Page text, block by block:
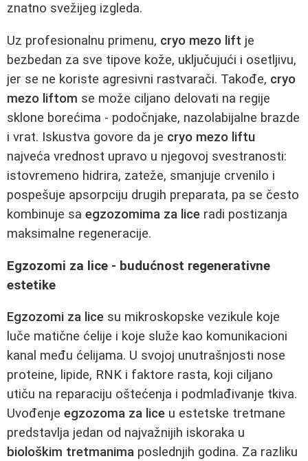
znatno svežijeg izgleda.
Uz profesionalnu primenu, cryo mezo lift je
bezbedan za sve tipove kože, uključujući i osetljivu,
jer se ne koriste agresivni rastvarači. Takođe, cryo
mezo liftom se može ciljano delovati na regije
sklone borećima - podočnjake, nazolabijalne brazde
i vrat. Iskustva govore da je cryo mezo liftu
najveća vrednost upravo u njegovoj svestranosti:
istovremeno hidrira, zateže, smanjuje crvenilo i
pospešuje apsorpciju drugih preparata, pa se često
kombinuje sa egzozomima za lice radi postizanja
maksimalne regeneracije.
Egzozomi za lice - budućnost regenerativne
estetike
Egzozomi za lice su mikroskopske vezikule koje
luče matične ćelije i koje služe kao komunikacioni
kanal među ćelijama. U svojoj unutrašnjosti nose
proteine, lipide, RNK i faktore rasta, koji ciljano
utiču na reparaciju oštećenja i podmlađivanje tkiva.
Uvođenje egzozoma za lice u estetske tretmane
predstavlja jedan od najvažnijih iskoraka u
biološkim tretmanima poslednjih godina. Za razliku